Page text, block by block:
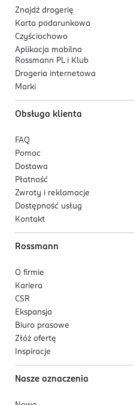
Kod EAN
5 908228 955247
Znajdź drogerię
Karta podarunkowa
Czyściochowo
Aplikacja mobilna
Rossmann PL i Klub
Drogeria internetowa
Marki
Obsługa klienta
FAQ
Pomoc
Dostawa
Płatność
Zwroty i reklamacje
Dostępność usług
Kontakt
Rossmann
O firmie
Kariera
CSR
Ekspansja
Biuro prasowe
Złóż ofertę
Inspiracje
Nasze oznaczenia